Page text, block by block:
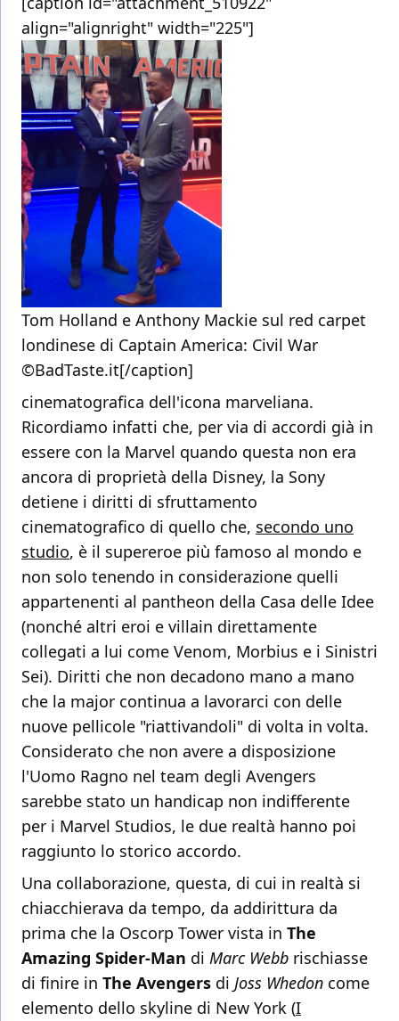
align="alignright" width="225"]
Tom Holland e Anthony Mackie sul red carpet
londinese di Captain America: Civil War
©BadTaste.it[/caption]
cinematografica dell'icona marveliana.
Ricordiamo infatti che, per via di accordi già in
essere con la Marvel quando questa non era
ancora di proprietà della Disney, la Sony
detiene i diritti di sfruttamento
cinematografico di quello che, secondo uno
studio, è il supereroe più famoso al mondo e
non solo tenendo in considerazione quelli
appartenenti al pantheon della Casa delle Idee
(nonché altri eroi e villain direttamente
collegati a lui come Venom, Morbius e i Sinistri
Sei). Diritti che non decadono mano a mano
che la major continua a lavorarci con delle
nuove pellicole "riattivandoli" di volta in volta.
Considerato che non avere a disposizione
l'Uomo Ragno nel team degli Avengers
sarebbe stato un handicap non indifferente
per i Marvel Studios, le due realtà hanno poi
raggiunto lo storico accordo.
Una collaborazione, questa, di cui in realtà si
chiacchierava da tempo, da addirittura da
prima che la Oscorp Tower vista in The
Amazing Spider-Man di Marc Webb rischiasse
di finire in The Avengers di Joss Whedon come
elemento dello skyline di New York (I